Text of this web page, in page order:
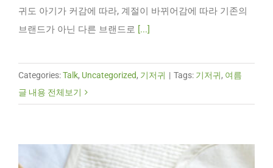
귀도 아기가 커감에 따라, 계절이 바뀌어감에 따라 기존의
브랜드가 아닌 다른 브랜드로 [...]
Categories:Talk, Uncategorized, 기저귀 | Tags: 기저귀, 여름
글 내용 전체보기